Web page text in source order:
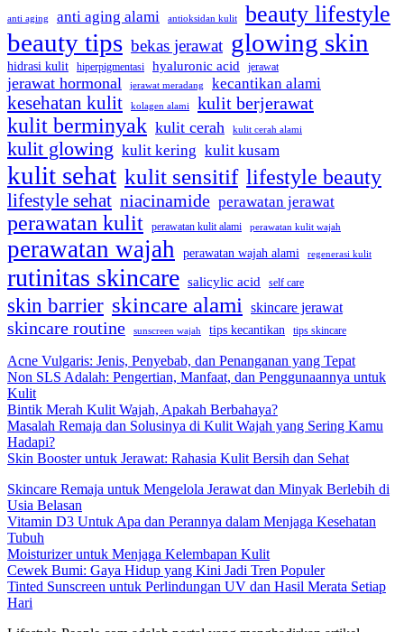
anti aging anti aging alami antioksidan kulit beauty lifestyle
beauty tips bekas jerawat glowing skin
hidrasi kulit hiperpigmentasi hyaluronic acid jerawat
jerawat hormonal jerawat meradang kecantikan alami
kesehatan kulit kolagen alami kulit berjerawat
kulit berminyak kulit cerah kulit cerah alami
kulit glowing kulit kering kulit kusam
kulit sehat kulit sensitif lifestyle beauty
lifestyle sehat niacinamide perawatan jerawat
perawatan kulit perawatan kulit alami perawatan kulit wajah
perawatan wajah perawatan wajah alami regenerasi kulit
rutinitas skincare salicylic acid self care
skin barrier skincare alami skincare jerawat
skincare routine sunscreen wajah tips kecantikan tips skincare
Acne Vulgaris: Jenis, Penyebab, dan Penanganan yang Tepat
Non SLS Adalah: Pengertian, Manfaat, dan Penggunaannya untuk
Kulit
Bintik Merah Kulit Wajah, Apakah Berbahaya?
Masalah Remaja dan Solusinya di Kulit Wajah yang Sering Kamu
Hadapi?
Skin Booster untuk Jerawat: Rahasia Kulit Bersih dan Sehat
Skincare Remaja untuk Mengelola Jerawat dan Minyak Berlebih di
Usia Belasan
Vitamin D3 Untuk Apa dan Perannya dalam Menjaga Kesehatan
Tubuh
Moisturizer untuk Menjaga Kelembapan Kulit
Cewek Bumi: Gaya Hidup yang Kini Jadi Tren Populer
Tinted Sunscreen untuk Perlindungan UV dan Hasil Merata Setiap
Hari